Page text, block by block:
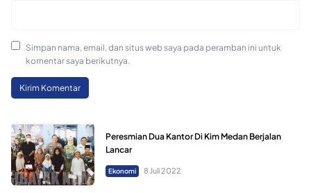
Simpan nama, email, dan situs web saya pada peramban ini untuk
komentar saya berikutnya.
Peresmian Dua Kantor Di Kim Medan Berjalan
Lancar
Ekonomi 8 Juli 2022